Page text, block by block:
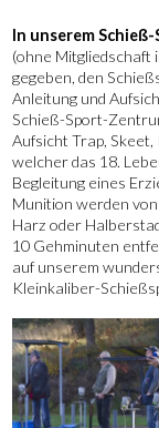
In unserem
(ohne Mitgliedschaft
gegeben, den
Anleitung und
Schieß-Sport-
Aufsicht Trap,
welcher das 18.
Begleitung eines
Munition werden
Harz oder
10 Gehminuten
auf unserem
Kleinkaliber-